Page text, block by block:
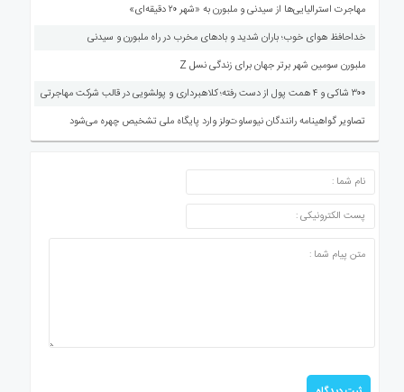
مهاجرت استرالیایی‌ها از سیدنی و ملبورن به «شهر ۲۰ دقیقه‌ای»
خداحافظ هوای خوب؛ باران شدید و بادهای مخرب در راه ملبورن و سیدنی
ملبورن سومین شهر برتر جهان برای زندگی نسل Z
۳۰۰ شاکی و ۴ همت پول از دست رفته؛ کلاهبرداری و پولشویی در قالب شرکت مهاجرتی
تصاویر گواهینامه رانندگان نیوساوت‌ولز وارد پایگاه ملی تشخیص چهره می‌شود
ارسال دیدگاه